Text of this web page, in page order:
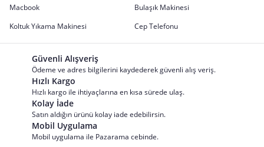
Macbook
Bulaşık Makinesi
Koltuk Yıkama Makinesi
Cep Telefonu
Güvenli Alışveriş
Ödeme ve adres bilgilerini kaydederek güvenli alış veriş.
Hızlı Kargo
Hızlı kargo ile ihtiyaçlarına en kısa sürede ulaş.
Kolay İade
Satın aldığın ürünü kolay iade edebilirsin.
Mobil Uygulama
Mobil uygulama ile Pazarama cebinde.